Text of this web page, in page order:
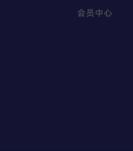
会员中心